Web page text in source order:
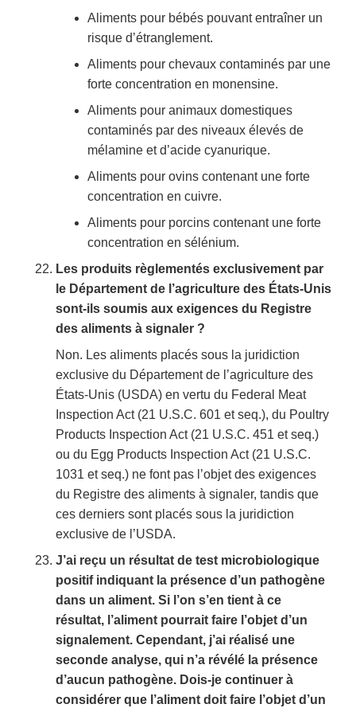
Aliments pour bébés pouvant entraîner un
risque d’étranglement.
Aliments pour chevaux contaminés par une
forte concentration en monensine.
Aliments pour animaux domestiques
contaminés par des niveaux élevés de
mélamine et d’acide cyanurique.
Aliments pour ovins contenant une forte
concentration en cuivre.
Aliments pour porcins contenant une forte
concentration en sélénium.
Les produits règlementés exclusivement par
le Département de l’agriculture des États-Unis
sont-ils soumis aux exigences du Registre
des aliments à signaler ?
Non. Les aliments placés sous la juridiction
exclusive du Département de l’agriculture des
États-Unis (USDA) en vertu du Federal Meat
Inspection Act (21 U.S.C. 601 et seq.), du Poultry
Products Inspection Act (21 U.S.C. 451 et seq.)
ou du Egg Products Inspection Act (21 U.S.C.
1031 et seq.) ne font pas l’objet des exigences
du Registre des aliments à signaler, tandis que
ces derniers sont placés sous la juridiction
exclusive de l’USDA.
J’ai reçu un résultat de test microbiologique
positif indiquant la présence d’un pathogène
dans un aliment. Si l’on s’en tient à ce
résultat, l’aliment pourrait faire l’objet d’un
signalement. Cependant, j’ai réalisé une
seconde analyse, qui n’a révélé la présence
d’aucun pathogène. Dois-je continuer à
considérer que l’aliment doit faire l’objet d’un